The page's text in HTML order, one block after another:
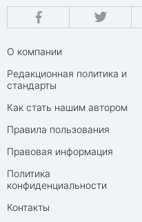
О компании
Редакционная политика и
стандарты
Как стать нашим автором
Правила пользования
Правовая информация
Политика
конфиденциальности
Контакты